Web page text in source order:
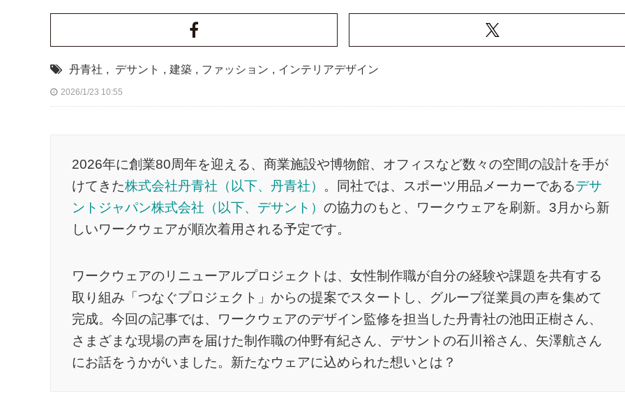
丹青社 , デサント , 建築 , ファッション , インテリアデザイン
2026/1/23 10:55
2026年に創業80周年を迎える、商業施設や博物館、オフィスなど数々の空間の設計を手が
けてきた株式会社丹青社（以下、丹青社） 。同社では、スポーツ用品メーカーであるデサ
ントジャパン株式会社（以下、デサント） の協力のもと、ワークウェアを刷新。3月から新
しいワークウェアが順次着用される予定です。
ワークウェアのリニューアルプロジェクトは、女性制作職が自分の経験や課題を共有する
取り組み「つなぐプロジェクト」からの提案でスタートし、グループ従業員の声を集めて
完成。今回の記事では、ワークウェアのデザイン監修を担当した丹青社の池田正樹さん、
さまざまな現場の声を届けた制作職の仲野有紀さん、デサントの石川裕さん、矢澤航さん
にお話をうかがいました。新たなウェアに込められた想いとは？